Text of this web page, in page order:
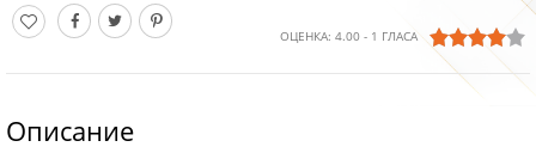
ОЦЕНКА: 4.00 - 1 ГЛАСА
Описание